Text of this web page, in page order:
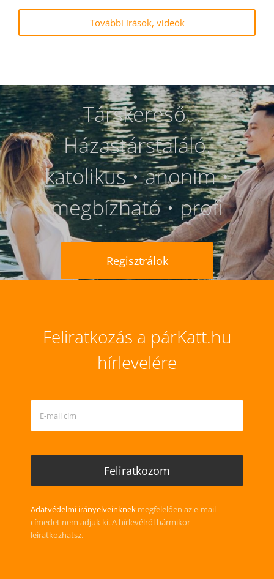
További írások, videók
Társkereső.
Házastárstaláló.
katolikus • anonim •
megbízható • profi
Regisztrálok
Feliratkozás a párKatt.hu
hírlevelére
Adatvédelmi irányelveinknek megfelelően az e-mail
címedet nem adjuk ki. A hírlevélről bármikor
leiratkozhatsz.